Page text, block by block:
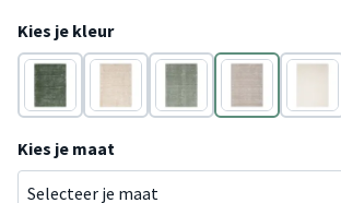
Kies je kleur
Donkergroen
Beige MintgroenTaupe
Wit
Kies je maat